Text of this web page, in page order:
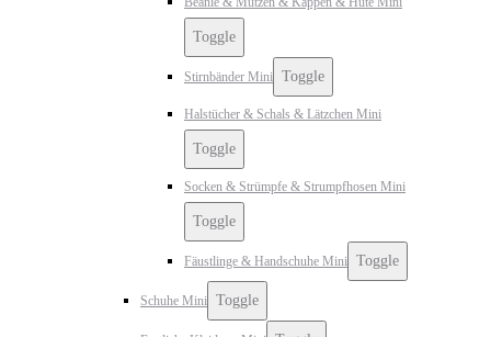
Toggle
Stirnbänder Mini Toggle
Halstücher & Schals & Lätzchen Mini
Toggle
Socken & Strümpfe & Strumpfhosen Mini
Toggle
Fäustlinge & Handschuhe Mini Toggle
Schuhe Mini Toggle